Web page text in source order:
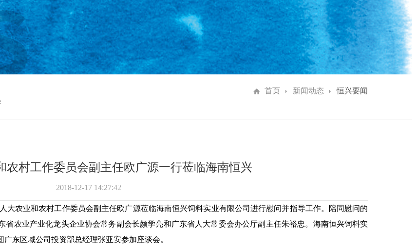
首页 新闻动态
恒兴要闻
农村工作委员会副主任欧广源一行莅临海南恒兴
2018-12-17 14:27:42
大农业和农村工作委员会副主任欧广源莅临海南恒兴饲料实业有限公司进行慰问并指导工作。陪同慰问的
省农业产业化龙头企业协会常务副会长颜学亮和广东省人大常委会办公厅副主任朱裕忠。海南恒兴饲料实
东区域公司投资部总经理张亚安参加座谈会。